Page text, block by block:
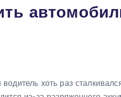
хоть раз